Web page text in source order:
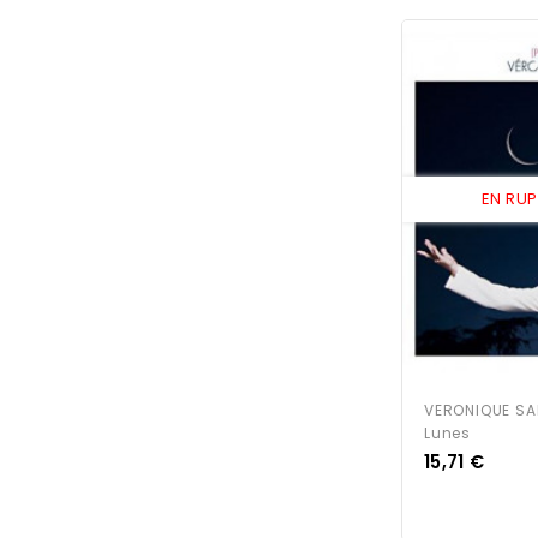
EN
VERONIQUE
Lunes
Prix
15,71 €